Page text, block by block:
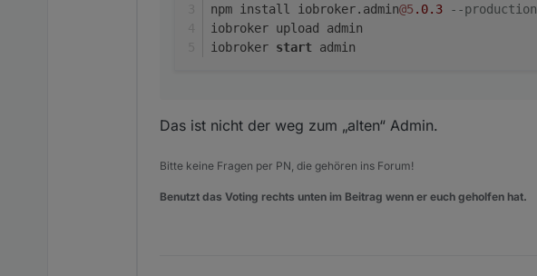
npm install iobroker.admin@5 .0.3
--production
iobroker upload admin
iobroker start admin
Das ist nicht der weg zum „alten“ Admin.
Bitte keine Fragen per PN, die gehören ins Forum!
Benutzt das Voting rechts unten im Beitrag wenn er euch geholfen hat.